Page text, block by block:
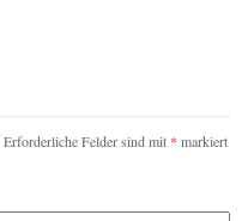
Erforderliche Felder sind mit * markiert